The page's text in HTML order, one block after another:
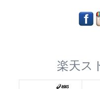
楽天ス